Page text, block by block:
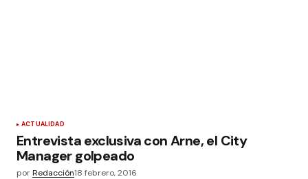
ACTUALIDAD
Entrevista exclusiva con Arne, el City
Manager golpeado
porRedacción18 febrero, 2016